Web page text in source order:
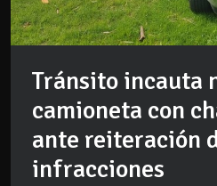
Tránsito incauta
camioneta con
ante reiteración
infracciones